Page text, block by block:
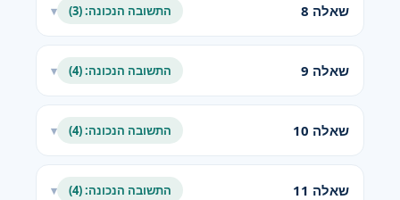
שאלה 8 התשובה הנכונה: (3) ▾
שאלה 9 התשובה הנכונה: (4) ▾
שאלה 10 התשובה הנכונה: (4) ▾
שאלה 11 התשובה הנכונה: (4) ▾